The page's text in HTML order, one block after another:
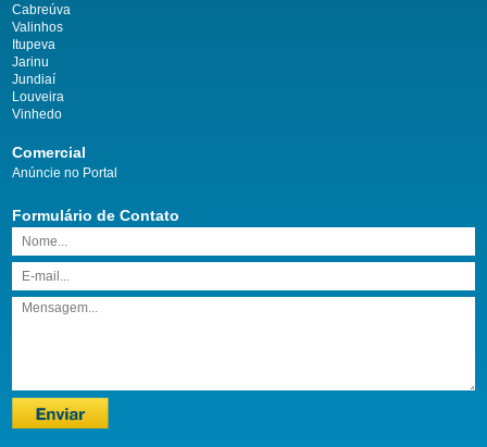
Cabreúva
Valinhos
Itupeva
Jarinu
Jundiaí
Louveira
Vinhedo
Comercial
Anúncie no Portal
Formulário de Contato